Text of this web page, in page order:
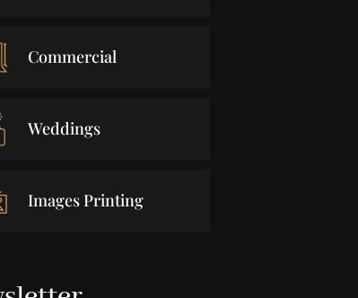
Commercial
Weddings
Images Printing